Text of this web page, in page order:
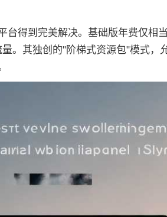
台得到完美解决。基础版年费仅相
。其独创的"阶梯式资源包"模式，